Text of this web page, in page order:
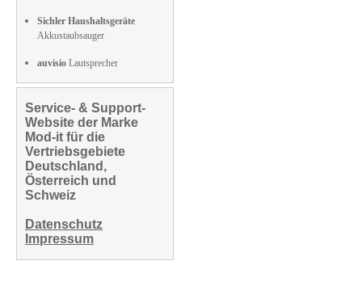
Sichler Haushaltsgeräte
Akkustaubsauger
auvisio Lautsprecher
Service- & Support-
Website der Marke
Mod-it für die
Vertriebsgebiete
Deutschland,
Österreich und
Schweiz
Datenschutz
Impressum